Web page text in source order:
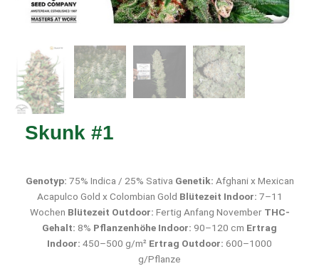
Skunk #1
Genotyp: 75% Indica / 25% Sativa Genetik: Afghani x Mexican
Acapulco Gold x Colombian Gold Blütezeit Indoor: 7–11
Wochen Blütezeit Outdoor: Fertig Anfang November THC-
Gehalt: 8% Pflanzenhöhe Indoor: 90–120 cm Ertrag
Indoor: 450–500 g/m² Ertrag Outdoor: 600–1000
g/Pflanze